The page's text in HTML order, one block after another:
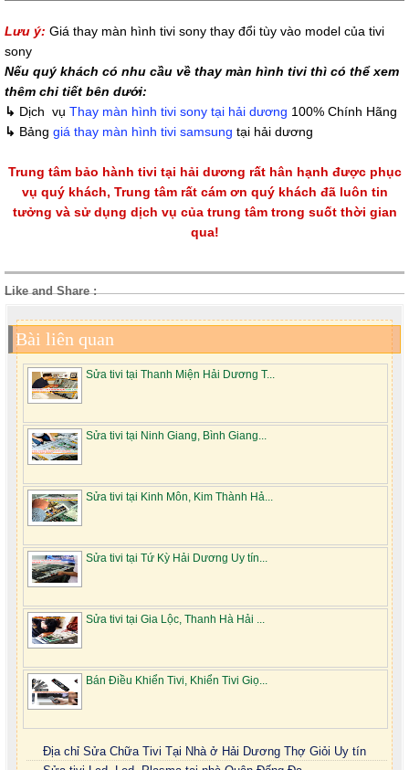
Lưu ý: Giá thay màn hình tivi sony thay đổi tùy vào model của tivi
sony
Nếu quý khách có nhu cầu về thay màn hình tivi thì có thể xem
thêm chi tiết bên dưới:
↳ Dịch vụ Thay màn hình tivi sony tại hải dương 100% Chính Hãng
↳ Bảng giá thay màn hình tivi samsung tại hải dương
Trung tâm bảo hành tivi tại hải dương rất hân hạnh được phục
vụ quý khách, Trung tâm rất cám ơn quý khách đã luôn tin
tưởng và sử dụng dịch vụ của trung tâm trong suốt thời gian
qua!
Like and Share :
Bài liên quan
Sửa tivi tại Thanh Miện Hải Dương T...
Sửa tivi tại Ninh Giang, Bình Giang...
Sửa tivi tại Kinh Môn, Kim Thành Hả...
Sửa tivi tại Tứ Kỳ Hải Dương Uy tín...
Sửa tivi tại Gia Lộc, Thanh Hà Hải ...
Bán Điều Khiển Tivi, Khiển Tivi Giọ...
Địa chỉ Sửa Chữa Tivi Tại Nhà ở Hải Dương Thợ Giỏi Uy tín